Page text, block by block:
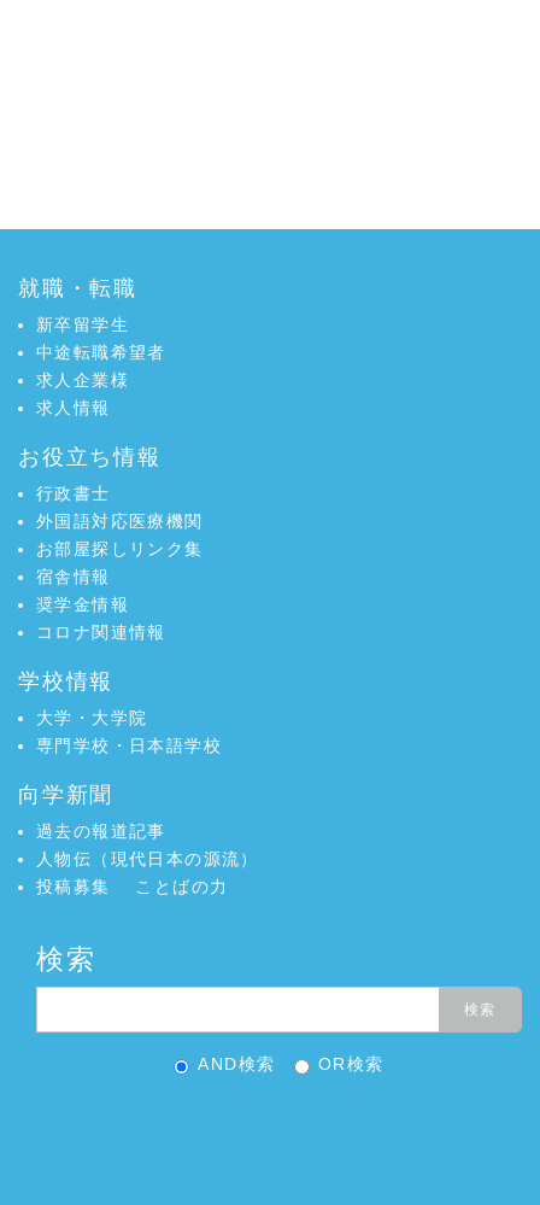
就職・転職
新卒留学生
中途転職希望者
求人企業様
求人情報
お役立ち情報
行政書士
外国語対応医療機関
お部屋探しリンク集
宿舎情報
奨学金情報
コロナ関連情報
学校情報
大学・大学院
専門学校・日本語学校
向学新聞
過去の報道記事
人物伝（現代日本の源流）
投稿募集
ことばの力
検索
AND検索 OR検索